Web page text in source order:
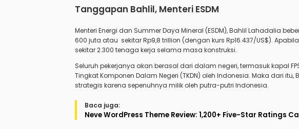
Tanggapan Bahlil, Menteri ESDM
Menteri Energi dan Summer Daya Mineral (ESDM),Bahlil Lahadalia
600 juta atau sekitar Rp9,8 trillion (dengan kurs Rp16.437/US$).
sekitar 2.300 tenaga kerja selama masa konstruksi.
Seluruh pekerjanya akan berasal dari dalam negeri, termasuk kapal
Tingkat Komponen Dalam Negeri (TKDN) oleh Indonesia. Maka dari
strategis karena sepenuhnya milik oleh putra-putri Indonesia.
Baca juga:
Neve WordPress Theme Review: 1,200+ Five-Star Ratings